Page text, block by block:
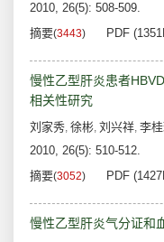
2010, 26(5): 508-509.
摘要(3443) PDF
慢性乙型肝炎患者
相关性研究
刘家秀, 徐彬, 刘兴祥, 李
2010, 26(5): 510-512.
摘要(3052) PDF
慢性乙型肝炎气分证和